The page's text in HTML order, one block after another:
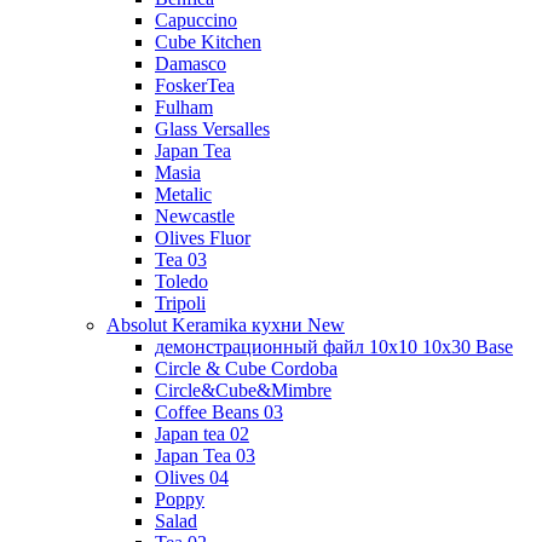
Capuccino
Cube Kitchen
Damasco
FoskerTea
Fulham
Glass Versalles
Japan Tea
Masia
Metalic
Newcastle
Olives Fluor
Tea 03
Toledo
Tripoli
Absolut Keramika кухни New
демонстрационный файл 10x10 10x30 Base
Circle & Cube Cordoba
Circle&Cube&Mimbre
Coffee Beans 03
Japan tea 02
Japan Tea 03
Olives 04
Poppy
Salad